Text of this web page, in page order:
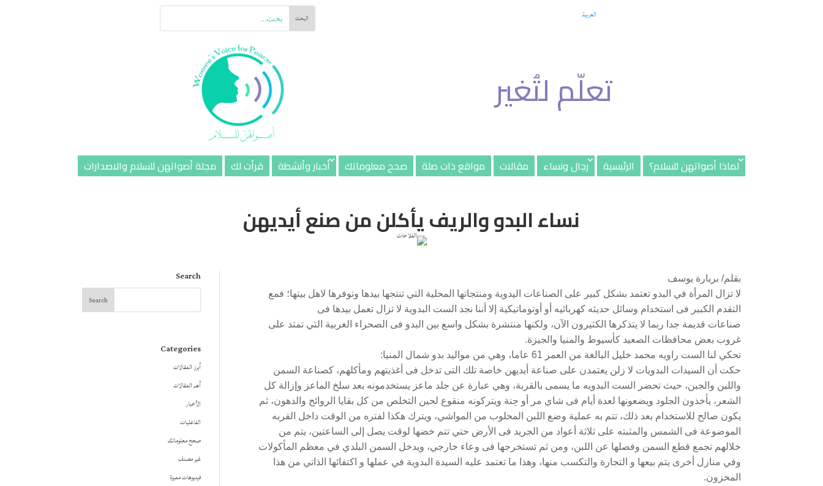
العربية
تعلّم لتُغير
لماذا أصواتهن للسلام؟ الرئيسية رجال ونساء مقالات مواقع ذات صلة صحح معلوماتك أخبار وأنشطة قرأت لك مجلة أصواتهن للسلام والاصدارات
نساء البدو والريف يأكلن من صنع أيديهن
Search
Categories
أبرز المقالات
أهم المقالات
الأخبار
الفاعليات
صحح معلوماتك
غير مصنف
فيديوهات مميزة
بقلم/ بربارة يوسف
لا تزال المرأة في البدو تعتمد بشكل كبير على الصناعات اليدوية ومنتجاتها المحلية التي تنتجها بيدها وتوفرها لاهل بيتها؛ فمع
التقدم الكبير فى استخدام وسائل حديثه كهربائيه أو أوتوماتيكية إلا أننا نجد الست البدوية لا تزال تعمل بيدها فى
صناعات قديمة جدا ربما لا يتذكرها الكثيرون الآن، ولكنها منتشرة بشكل واسع بين البدو فى الصحراء الغربية التي تمتد على
غروب بعض محافظات الصعيد كأسيوط والمنيا والجيزة.
تحكي لنا الست راويه محمد خليل البالغة من العمر 61 عاما، وهي من مواليد بدو شمال المنيا:
حكت أن السيدات البدويات لا زلن يعتمدن على صناعة أيديهن خاصة تلك التى تدخل فى أغذيتهم ومأكلهم، كصناعة السمن
واللبن والجبن، حيث تحضر الست البدويه ما يسمى بالقربة، وهي عبارة عن جلد ماعز يستخدمونه بعد سلخ الماعز وإزالة كل
الشعر، يأخذون الجلود ويضعونها لعدة أيام فى شاي مر أو حِنة ويتركونه منقوع لحين التخلص من كل بقايا الروائح والدهون، ثم
يكون صالح للاستخدام بعد ذلك، تتم به عملية وضع اللبن المحلوب من المواشي، ويترك هكذا لفتره من الوقت داخل القربه
الموضوعة فى الشمس والمثبته على ثلاثة أعواد من الجريد فى الأرض حتي تتم خضها لوقت يصل إلى الساعتين، يتم من
خلالهم تجمع قطع السمن وفصلها عن اللبن، ومن ثم تستخرجها فى وعاء خارجي، ويدخل السمن البلدي في معظم المأكولات
وفي منازل أخرى يتم بيعها و التجارة والتكسب منها، وهذا ما تعتمد عليه السيدة البدوية في عملها و اكتفائها الذاتي من هذا
المخزون.